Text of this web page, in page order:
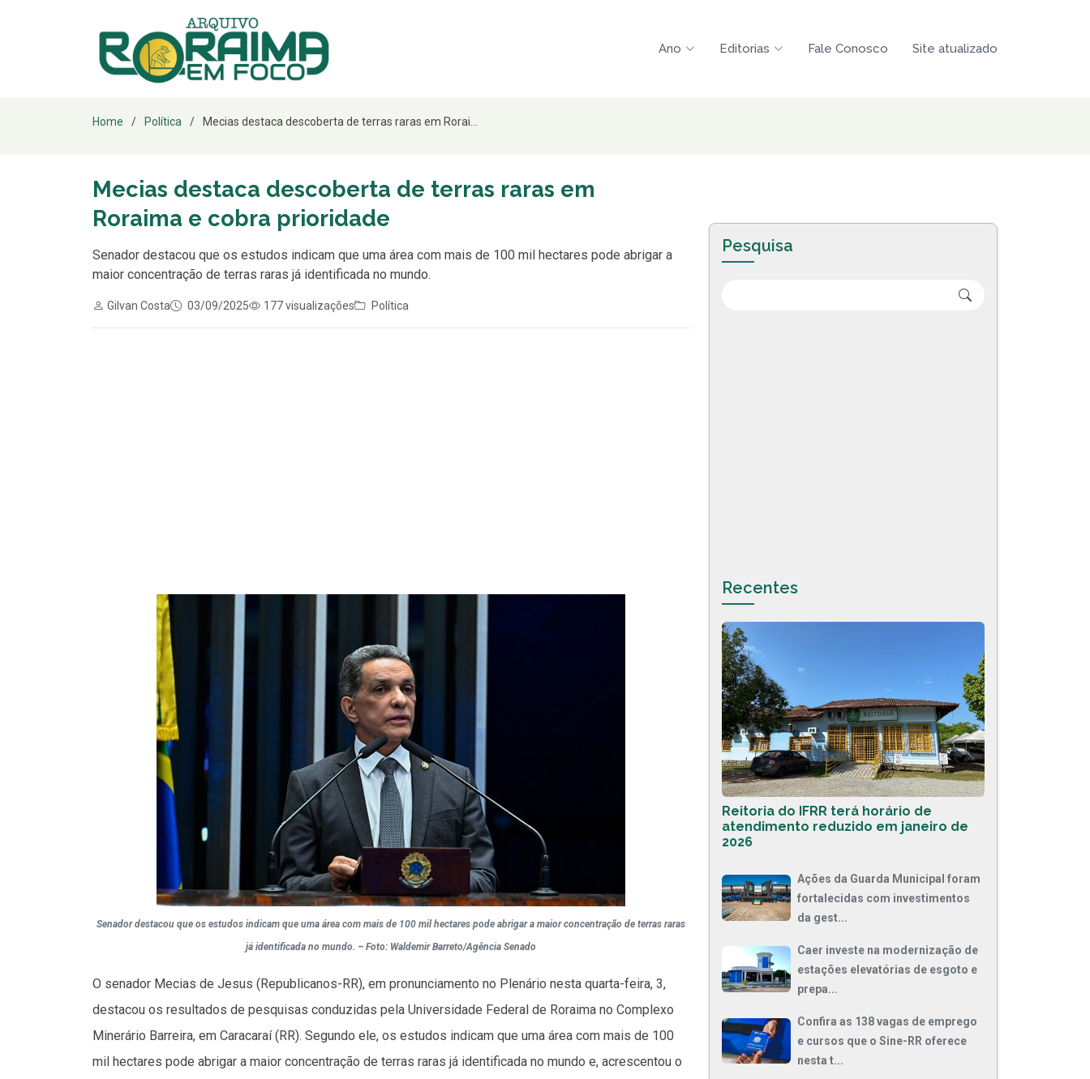
Ano Editorias Fale Conosco Site atualizado
Home Política Mecias destaca descoberta de terras raras em Rorai...
Mecias destaca descoberta de terras raras em
Roraima e cobra prioridade
Senador destacou que os estudos indicam que uma área com mais de 100 mil hectares pode abrigar a
maior concentração de terras raras já identificada no mundo.
Gilvan Costa 03/09/2025 177 visualizações Política
Senador destacou que os estudos indicam que uma área com mais de 100 mil hectares pode abrigar a maior concentração de terras raras
já identificada no mundo. – Foto: Waldemir Barreto/Agência Senado
O senador Mecias de Jesus (Republicanos-RR), em pronunciamento no Plenário nesta quarta-feira, 3,
destacou os resultados de pesquisas conduzidas pela Universidade Federal de Roraima no Complexo
Minerário Barreira, em Caracaraí (RR). Segundo ele, os estudos indicam que uma área com mais de 100
mil hectares pode abrigar a maior concentração de terras raras já identificada no mundo e, acrescentou o
Pesquisa
Recentes
Reitoria do IFRR terá horário de
atendimento reduzido em janeiro de
2026
Ações da Guarda Municipal foram
fortalecidas com investimentos
da gest...
Caer investe na modernização de
estações elevatórias de esgoto e
prepa...
Confira as 138 vagas de emprego
e cursos que o Sine-RR oferece
nesta t...